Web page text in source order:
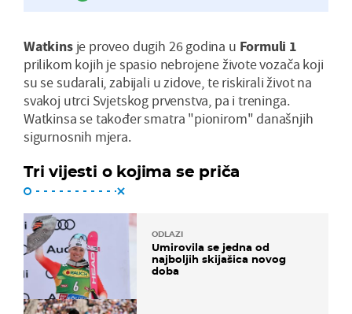
Watkins je proveo dugih 26 godina u Formuli 1
prilikom kojih je spasio nebrojene živote vozača koji
su se sudarali, zabijali u zidove, te riskirali život na
svakoj utrci Svjetskog prvenstva, pa i treninga.
Watkinsa se također smatra "pionirom" današnjih
sigurnosnih mjera.
Tri vijesti o kojima se priča
ODLAZI
Umirovila se jedna od
najboljih skijašica novog
doba